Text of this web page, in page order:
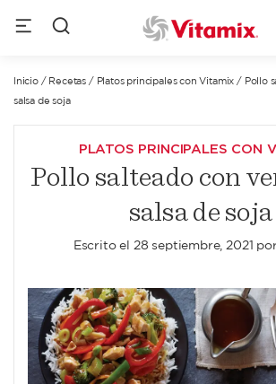
Inicio/ Recetas / Platos principales con Vitamix / Pollo
salsa de soja
PLATOS PRINCIPALES CON
Pollo salteado con
salsa de soja
Escrito el 28 septiembre, 2021